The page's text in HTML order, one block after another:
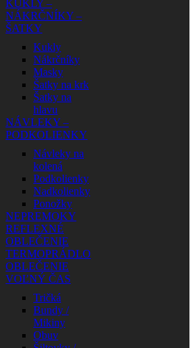
KUKLY –
NÁKRČNÍKY –
ŠATKY
Kukly
Nákrčníky
Masky
Šatky na krk
Šatky na
hlavu
NÁVLEKY –
PODKOLIENKY
Návleky na
kolená
Podkolienky
Nadkolienky
Ponožky
NEPREMOKY
REFLEXNÉ
OBLEČENIE
TERMOPRÁDLO
OBLEČENIE
VOĽNÝ ČAS
Tričká
Bundy /
Mikiny
Obuv